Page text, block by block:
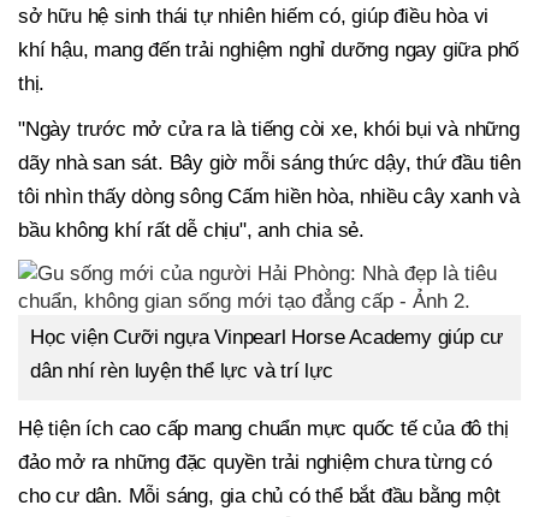
sở hữu hệ sinh thái tự nhiên hiếm có, giúp điều hòa vi
khí hậu, mang đến trải nghiệm nghỉ dưỡng ngay giữa phố
thị.
"Ngày trước mở cửa ra là tiếng còi xe, khói bụi và những
dãy nhà san sát. Bây giờ mỗi sáng thức dậy, thứ đầu tiên
tôi nhìn thấy dòng sông Cấm hiền hòa, nhiều cây xanh và
bầu không khí rất dễ chịu", anh chia sẻ.
Học viện Cưỡi ngựa Vinpearl Horse Academy giúp cư
dân nhí rèn luyện thể lực và trí lực
Hệ tiện ích cao cấp mang chuẩn mực quốc tế của đô thị
đảo mở ra những đặc quyền trải nghiệm chưa từng có
cho cư dân. Mỗi sáng, gia chủ có thể bắt đầu bằng một